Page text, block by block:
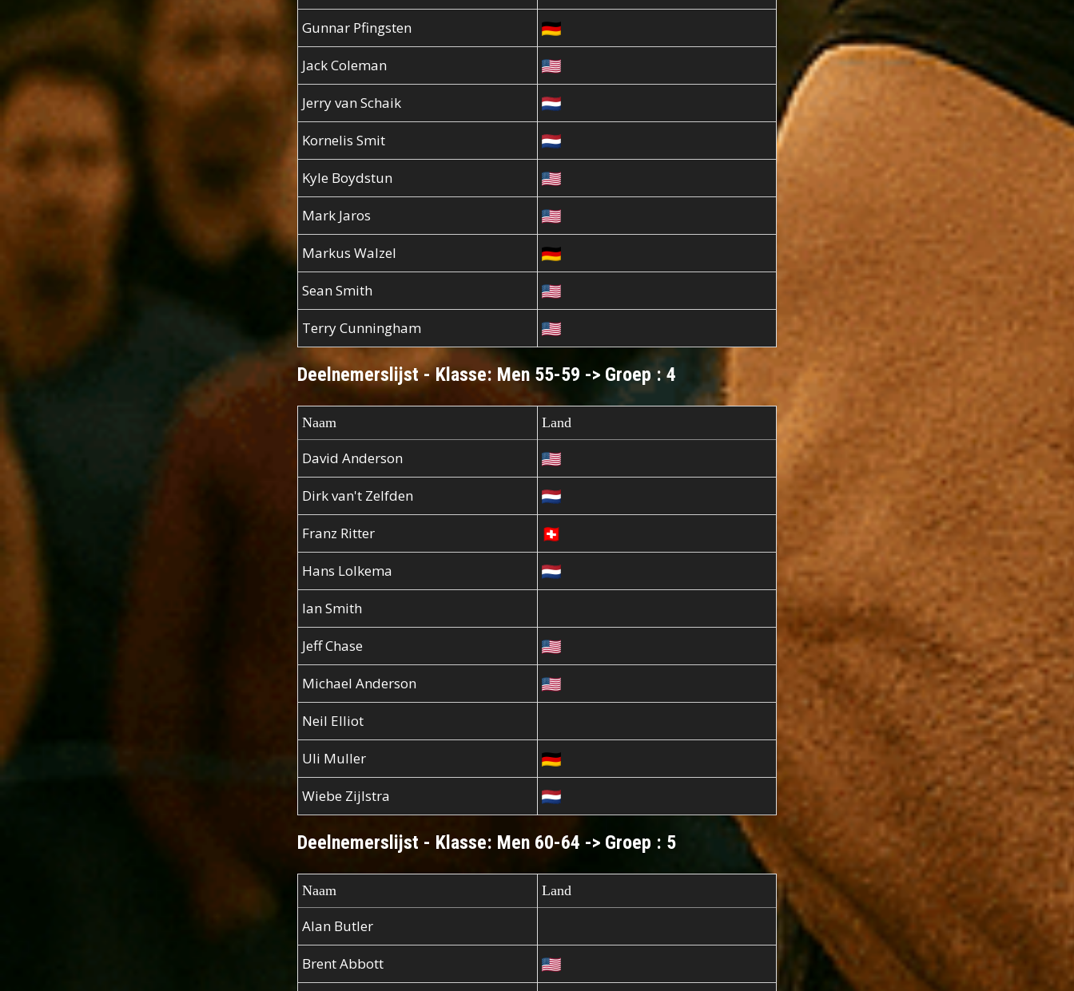
Gunnar Pfingsten
Jack Coleman
Jerry van Schaik
Kornelis Smit
Kyle Boydstun
Mark Jaros
Markus Walzel
Sean Smith
Terry Cunningham
Deelnemerslijst - Klasse: Men 55-59 -> Groep : 4
Naam Land
David Anderson
Dirk van't Zelfden
Franz Ritter
Hans Lolkema
Ian Smith
Jeff Chase
Michael Anderson
Neil Elliot
Uli Muller
Wiebe Zijlstra
Deelnemerslijst - Klasse: Men 60-64 -> Groep : 5
Naam Land
Alan Butler
Brent Abbott